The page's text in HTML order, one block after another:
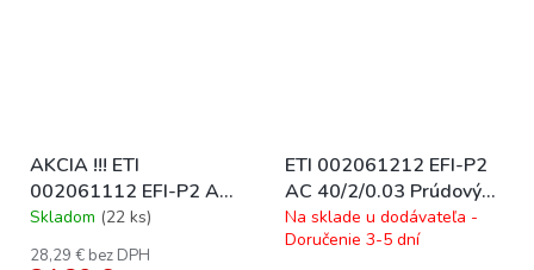
AKCIA !!! ETI
002061112 EFI-P2 A
40/2/0,03 10kA Prúdový
chránič 1+N-pólový, 2M,
Skladom (22 ks)
28,29 € bez DPH
ETI 002061212 EFI-P2
AC 40/2/0.03 Prúdový
chránič 2M, typ AC, 40A
30mA, 10kA
Na sklade u dodávateľa -
Doručenie 3-5 dní